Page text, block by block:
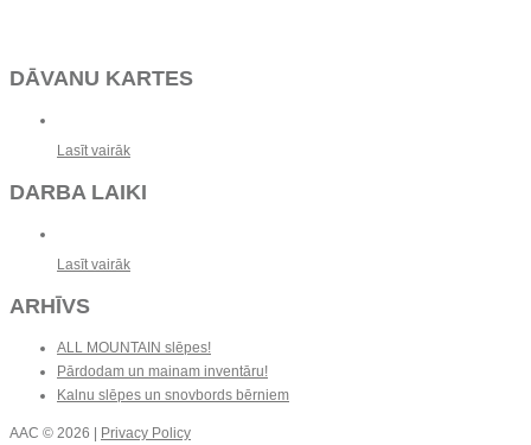
DĀVANU KARTES
Lasīt vairāk
DARBA LAIKI
Lasīt vairāk
ARHĪVS
ALL MOUNTAIN slēpes!
Pārdodam un mainam inventāru!
Kalnu slēpes un snovbords bērniem
AAC © 2026 | Privacy Policy